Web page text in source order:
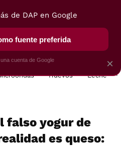
VEGUI
Huevos Leche
falso yogur de
es queso:
×
de DAP en Google
fuente preferida
cuenta de Google